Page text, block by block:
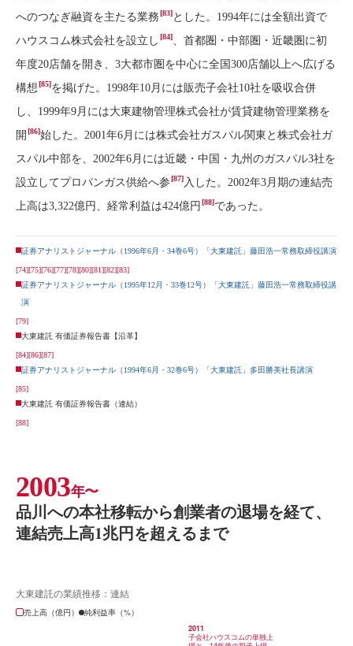
へのつなぎ融資を主たる業務[83]とした。1994年には全額出資で
ハウスコム株式会社を設立し [84]
、首都圏・中部圏・近畿圏に初
年度20店舗を開き、3大都市圏を中心に全国300店舗以上へ広げる
構想[85]を掲げた。1998年10月には販売子会社10社を吸収合併
し、1999年9月には大東建物管理株式会社が賃貸建物管理業務を
開 [86]始した。2001年6月には株式会社ガスパル関東と株式会社ガ
スパル中部を、2002年6月には近畿・中国・九州のガスパル3社を
設立してプロパンガス供給へ参[87] 入した。2002年3月期の連結売
上高は3,322億円、経常利益は424億円 [88]であった。
証券アナリストジャーナル（1996年6月・34巻6号）「大東建託」藤田浩一常務取締役講演
[74][75][76][77][78][80][81][82][83]
証券アナリストジャーナル（1995年12月・33巻12号）「大東建託」藤田浩一常務取締役講
演
[79]
大東建託 有価証券報告書【沿革】
[84][86][87]
証券アナリストジャーナル（1994年6月・32巻6号）「大東建託」多田勝美社長講演
[85]
大東建託 有価証券報告書（連結）
[88]
2003年〜
品川への本社移転から創業者の退場を経て、
連結売上高1兆円を超えるまで
大東建託の業績推移：連結
売上高（億円）
純利益率（%）